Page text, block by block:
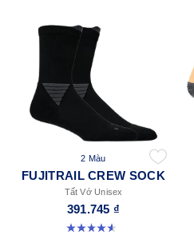
2 Màu
FUJITRAIL CREW SOCK
Tất Vớ Unisex
391.745 ₫
4.6 trong số 5 sao. 18 đánh giá